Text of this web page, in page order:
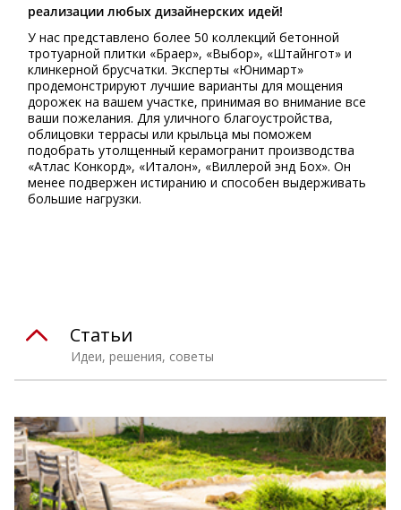
реализации любых дизайнерских идей!
У нас представлено более 50 коллекций бетонной
тротуарной плитки «Браер», «Выбор», «Штайнгот» и
клинкерной брусчатки. Эксперты «Юнимарт»
продемонстрируют лучшие варианты для мощения
дорожек на вашем участке, принимая во внимание все
ваши пожелания. Для уличного благоустройства,
облицовки террасы или крыльца мы поможем
подобрать утолщенный керамогранит производства
«Атлас Конкорд», «Италон», «Виллерой энд Бох». Он
менее подвержен истиранию и способен выдерживать
большие нагрузки.
Идеи, решения, советы
Статьи